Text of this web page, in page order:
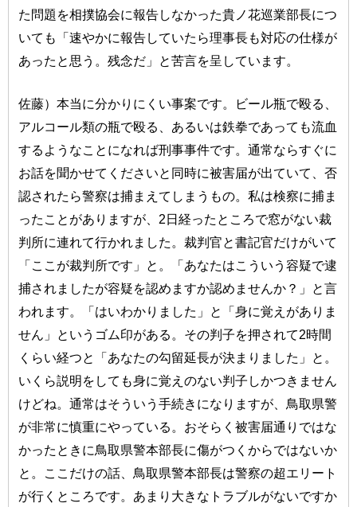
た問題を相撲協会に報告しなかった貴ノ花巡業部長につ
いても「速やかに報告していたら理事長も対応の仕様が
あったと思う。残念だ」と苦言を呈しています。
佐藤）本当に分かりにくい事案です。ビール瓶で殴る、
アルコール類の瓶で殴る、あるいは鉄拳であっても流血
するようなことになれば刑事事件です。通常ならすぐに
お話を聞かせてくださいと同時に被害届が出ていて、否
認されたら警察は捕まえてしまうもの。私は検察に捕ま
ったことがありますが、2日経ったところで窓がない裁
判所に連れて行かれました。裁判官と書記官だけがいて
「ここが裁判所です」と。「あなたはこういう容疑で逮
捕されましたが容疑を認めますか認めませんか？」と言
われます。「はいわかりました」と「身に覚えがありま
せん」というゴム印がある。その判子を押されて2時間
くらい経つと「あなたの勾留延長が決まりました」と。
いくら説明をしても身に覚えのない判子しかつきません
けどね。通常はそういう手続きになりますが、鳥取県警
が非常に慎重にやっている。おそらく被害届通りではな
かったときに鳥取県警本部長に傷がつくからではないか
と。ここだけの話、鳥取県警本部長は警察の超エリート
が行くところです。あまり大きなトラブルがないですか